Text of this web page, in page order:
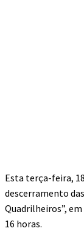
Esta terça-feira,
descerramento
Quadrilheiros”, em
16 horas.